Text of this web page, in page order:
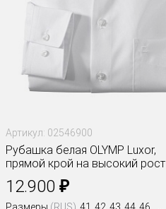
Артикул: 02546900
Рубашка белая OLYMP Luxor,
прямой крой на высокий рост
12.900 ₽